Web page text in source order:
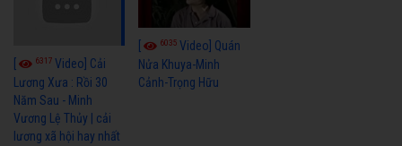
6317 Video] Cải
Lương Xưa : Rồi 30
Năm Sau - Minh
Vương Lệ Thủy | cải
lương xã hội hay nhất
6035Video] Quán
Nửa Khuya-Minh
Cảnh-Trọng Hữu